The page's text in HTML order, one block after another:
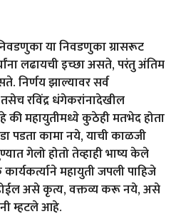
या निवडणुका ग्रासरूट
लढायची इच्छा असते, परंतु अंतिम
निर्णय झाल्यावर सर्व
तसेच रविंद्र धंगेकरांनादेखील
की महायुतीमध्ये कुठेही मतभेद होता
पडता कामा नये, याची काळजी
गेलो होतो तेव्हाही भाष्य केले
महायुती जपली पाहिजे
असे कृत्य, वक्तव्य करू नये, असे
म्हटले आहे.